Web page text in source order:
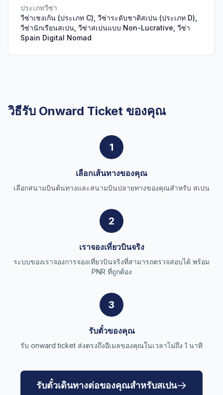
ประเภทวีซ่า
วีซ่าเชงเก้น (ประเภท C), วีซ่าระดับชาติสเปน (ประเภท D),
วีซ่านักเรียนสเปน, วีซ่าสเปนแบบ Non-Lucrative, วีซ่า
Spain Digital Nomad
วิธีรับ Onward Ticket ของคุณ
1
เลือกเส้นทางของคุณ
เลือกสนามบินต้นทางและสนามบินปลายทางของคุณสำหรับ สเปน
2
เราจองเที่ยวบินจริง
ระบบของเราจองการจองเที่ยวบินจริงที่สามารถตรวจสอบได้ พร้อม
PNR ที่ถูกต้อง
3
รับตั๋วของคุณ
รับ onward ticket ส่งตรงถึงอีเมลของคุณในเวลาไม่ถึง 1 นาที
รับตั๋วเดินทางต่อของคุณสำหรับสเปน